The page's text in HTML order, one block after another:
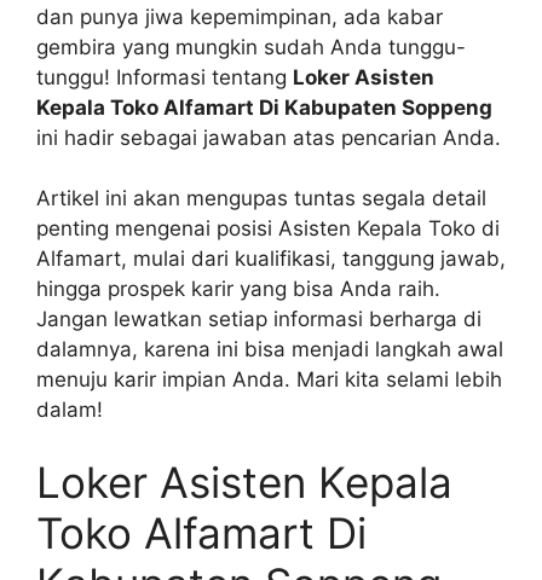
dan punya jiwa kepemimpinan, ada kabar
gembira yang mungkin sudah Anda tunggu-
tunggu! Informasi tentang Loker Asisten
Kepala Toko Alfamart Di Kabupaten Soppeng
ini hadir sebagai jawaban atas pencarian Anda.
Artikel ini akan mengupas tuntas segala detail
penting mengenai posisi Asisten Kepala Toko di
Alfamart, mulai dari kualifikasi, tanggung jawab,
hingga prospek karir yang bisa Anda raih.
Jangan lewatkan setiap informasi berharga di
dalamnya, karena ini bisa menjadi langkah awal
menuju karir impian Anda. Mari kita selami lebih
dalam!
Loker Asisten Kepala
Toko Alfamart Di